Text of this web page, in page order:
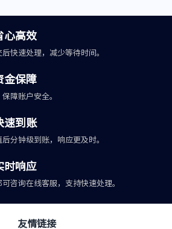
心高效
快速处理，减少等待时间。
金保障
障账户安全。
速到账
分钟级到账，响应更及时。
时响应
咨询在线客服，支持快速处理。
友情链接